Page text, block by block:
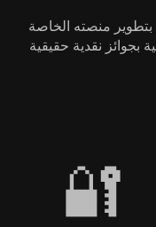
منصته الخاصة
بجوائز نقدية حقيقية
🔐